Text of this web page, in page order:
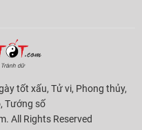
tốt xấu, Tử vi, Phong thủy,
Tướng số
All Rights Reserved